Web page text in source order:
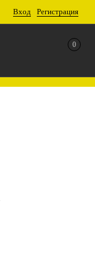
Вход Регистрация
0